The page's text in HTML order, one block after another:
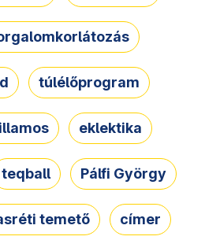
túlélőprogram
eklektika
teqball Pálfi György
temető címer